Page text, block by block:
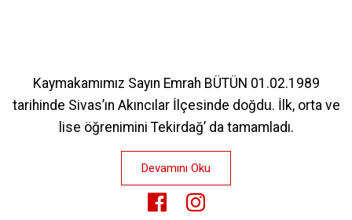
Kaymakamımız Sayın Emrah BÜTÜN 01.02.1989
tarihinde Sivas’ın Akıncılar İlçesinde doğdu. İlk, orta ve
lise öğrenimini Tekirdağ’ da tamamladı.
Devamını Oku